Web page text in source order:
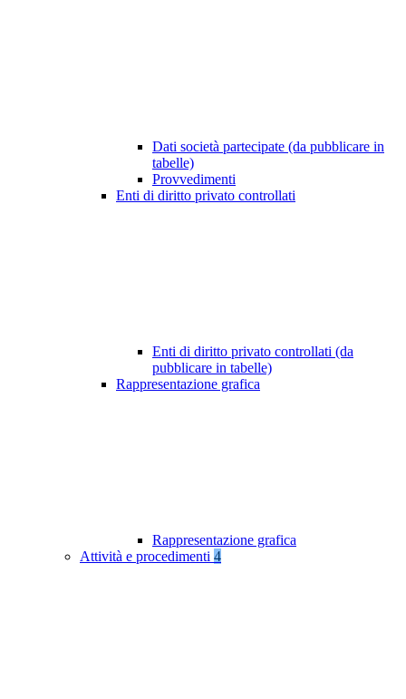
Dati società partecipate (da pubblicare in
tabelle)
Provvedimenti
Enti di diritto privato controllati
Enti di diritto privato controllati (da
pubblicare in tabelle)
Rappresentazione grafica
Rappresentazione grafica
Attività e procedimenti 4